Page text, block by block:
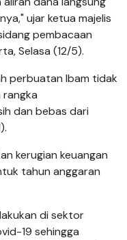
ujar ketua majelis
pembacaan
Selasa (12/5).
perbuatan Ibam tidak
dan bebas dari
kerugian keuangan
tahun anggaran
di sektor
19 sehingga